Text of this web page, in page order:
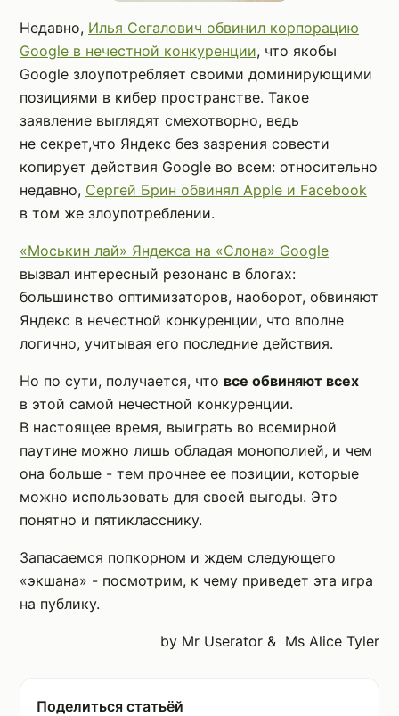
Недавно, Илья Сегалович обвинил корпорацию
Google в нечестной конкуренции, что якобы
Google злоупотребляет своими доминирующими
позициями в кибер пространстве. Такое
заявление выглядят смехотворно, ведь
не секрет,что Яндекс без зазрения совести
копирует действия Google во всем: относительно
недавно, Сергей Брин обвинял Apple и Facebook
в том же злоупотреблении.
«Моськин лай» Яндекса на «Слона» Google
вызвал интересный резонанс в блогах:
большинство оптимизаторов, наоборот, обвиняют
Яндекс в нечестной конкуренции, что вполне
логично, учитывая его последние действия.
Но по сути, получается, что все обвиняют всех
в этой самой нечестной конкуренции.
В настоящее время, выиграть во всемирной
паутине можно лишь обладая монополией, и чем
она больше - тем прочнее ее позиции, которые
можно использовать для своей выгоды. Это
понятно и пятикласснику.
Запасаемся попкорном и ждем следующего
«экшана» - посмотрим, к чему приведет эта игра
на публику.
by Mr Userator & Ms Alice Tyler
Поделиться статьёй